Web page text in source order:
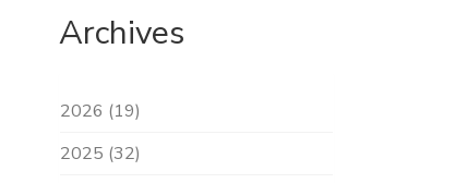
Archives
2026 (19)
2025 (32)